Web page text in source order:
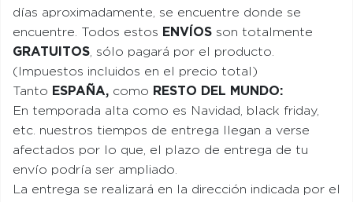
días aproximadamente, se encuentre donde se
encuentre. Todos estos ENVÍOS son totalmente
GRATUITOS , sólo pagará por el producto.
(Impuestos incluidos en el precio total)
Tanto ESPAÑA, como RESTO DEL MUNDO:
En temporada alta como es Navidad, black friday,
etc. nuestros tiempos de entrega llegan a verse
afectados por lo que, el plazo de entrega de tu
envío podría ser ampliado.
La entrega se realizará en la dirección indicada por el